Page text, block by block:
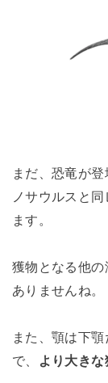
まだ、恐竜が
ノサウルスと
ます。
獲物となる他
ありませんね。
また、顎は下
で、
より大き